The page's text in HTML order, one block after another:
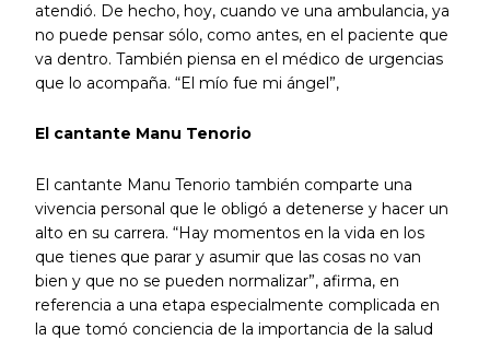
atendió. De hecho, hoy, cuando ve una ambulancia, ya
no puede pensar sólo, como antes, en el paciente que
va dentro. También piensa en el médico de urgencias
que lo acompaña. “El mío fue mi ángel”,
El cantante Manu Tenorio
El cantante Manu Tenorio también comparte una
vivencia personal que le obligó a detenerse y hacer un
alto en su carrera. “Hay momentos en la vida en los
que tienes que parar y asumir que las cosas no van
bien y que no se pueden normalizar”, afirma, en
referencia a una etapa especialmente complicada en
la que tomó conciencia de la importancia de la salud